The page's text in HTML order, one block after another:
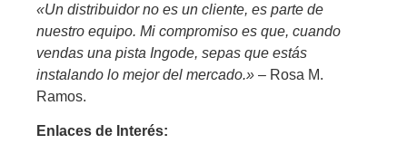
«Un distribuidor no es un cliente, es parte de
nuestro equipo. Mi compromiso es que, cuando
vendas una pista Ingode, sepas que estás
instalando lo mejor del mercado.» – Rosa M.
Ramos.
Enlaces de Interés: